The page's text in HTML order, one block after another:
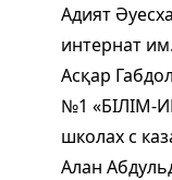
Адият
интернат
Асқар
№1 «БІЛІМ-
школах с
Алан